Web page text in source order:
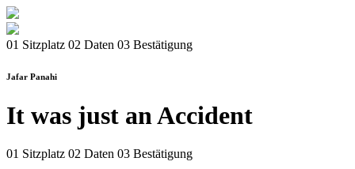
01 Sitzplatz 02 Daten 03 Bestätigung
Jafar Panahi
It was just an Accident
01 Sitzplatz 02 Daten 03 Bestätigung